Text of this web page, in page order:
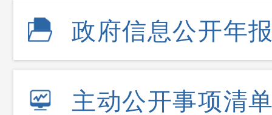
政府信息公开年
主动公开事项清